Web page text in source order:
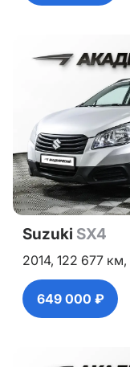
Suzuki SX4
2014, 122 677 км,
649 000 ₽